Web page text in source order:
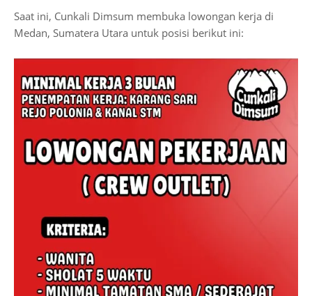
Saat ini, Cunkali Dimsum membuka lowongan kerja di
Medan, Sumatera Utara untuk posisi berikut ini: